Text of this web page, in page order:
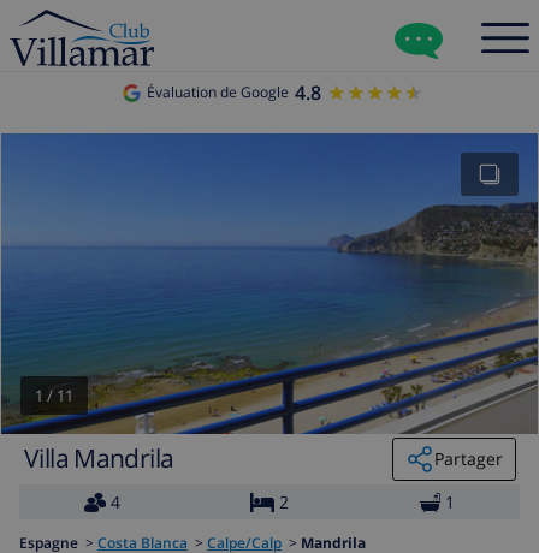
Évaluation de Google 4.8 ★★★★★
★★★★★
1 / 11
Villa Mandrila
Partager
4
2 1
Espagne > Costa Blanca > Calpe/Calp > Mandrila